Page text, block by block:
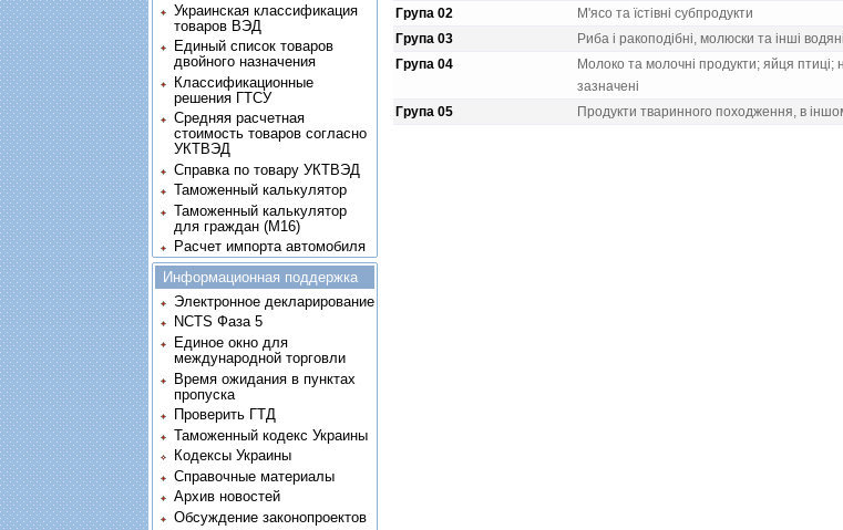
Група 02
М'ясо та їстiвнi субпродукти
Група 03
Риба i ракоподiбнi, молюски та iншi
Група 04
Молоко та молочнi продукти; яйця птицi;
зазначенi
Група 05
Продукти тваринного походження, в
Украинская классификация
товаров ВЭД
Единый список товаров
двойного назначения
Классификационные
решения ГТСУ
Средняя расчетная
стоимость товаров согласно
УКТВЭД
Справка по товару УКТВЭД
Таможенный калькулятор
Таможенный калькулятор
для граждан (M16)
Расчет импорта автомобиля
Информационная поддержка
Электронное декларирование
NCTS Фаза 5
Единое окно для
международной торговли
Время ожидания в пунктах
пропуска
Проверить ГТД
Таможенный кодекс Украины
Кодексы Украины
Справочные материалы
Архив новостей
Обсуждение законопроектов